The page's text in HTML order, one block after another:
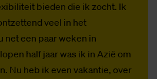
bieden die ik zocht. Ik
veel in het
net een paar weken in
half jaar was ik in Azië om
Nu heb ik even vakantie, over